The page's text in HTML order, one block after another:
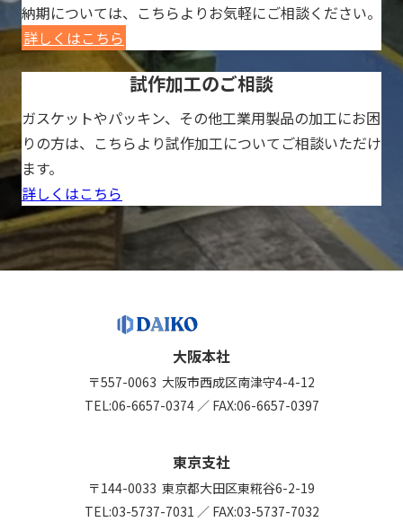
納期については、こちらよりお気軽にご相談ください。
詳しくはこちら
試作加工のご相談
ガスケットやパッキン、その他工業用製品の加工にお困
りの方は、こちらより試作加工についてご相談いただけ
ます。
詳しくはこちら
大阪本社
〒557-0063 大阪市西成区南津守4-4-12
TEL:06-6657-0374／ FAX:06-6657-0397
東京支社
〒144-0033 東京都大田区東糀谷6-2-19
TEL:03-5737-7031 ／ FAX:03-5737-7032